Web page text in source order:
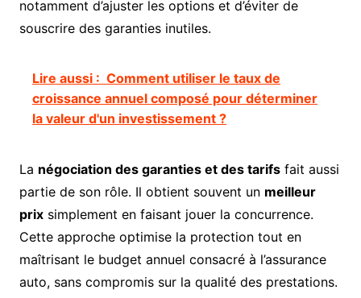
notamment d’ajuster les options et d’éviter de
souscrire des garanties inutiles.
Lire aussi : Comment utiliser le taux de
croissance annuel composé pour déterminer
la valeur d'un investissement ?
La négociation des garanties et des tarifsfait aussi
partie de son rôle. Il obtient souvent un meilleur
prixsimplement en faisant jouer la concurrence.
Cette approche optimise la protection tout en
maîtrisant le budget annuel consacré à l’assurance
auto, sans compromis sur la qualité des prestations.